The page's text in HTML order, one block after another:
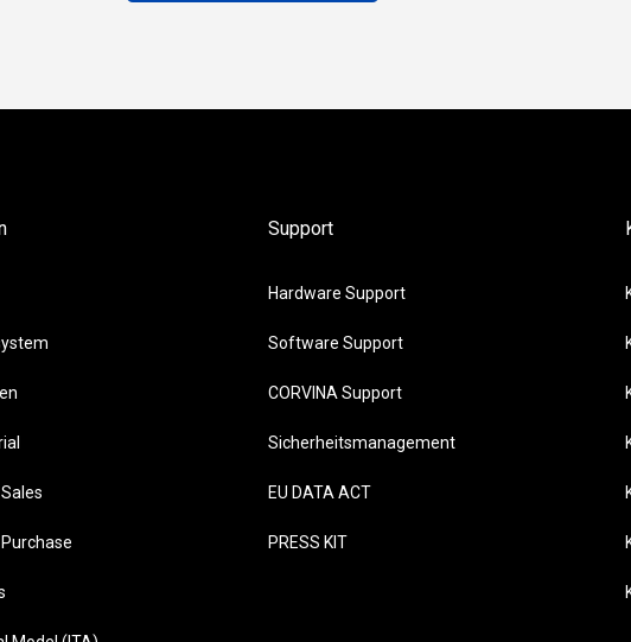
Support
Hardware Support
Software Support
CORVINA Support
Sicherheitsmanagement
EU DATA ACT
PRESS KIT